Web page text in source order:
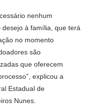
nenhum
à família, que terá
no momento
são
que oferecem
explicou a
Estadual de
Nunes.